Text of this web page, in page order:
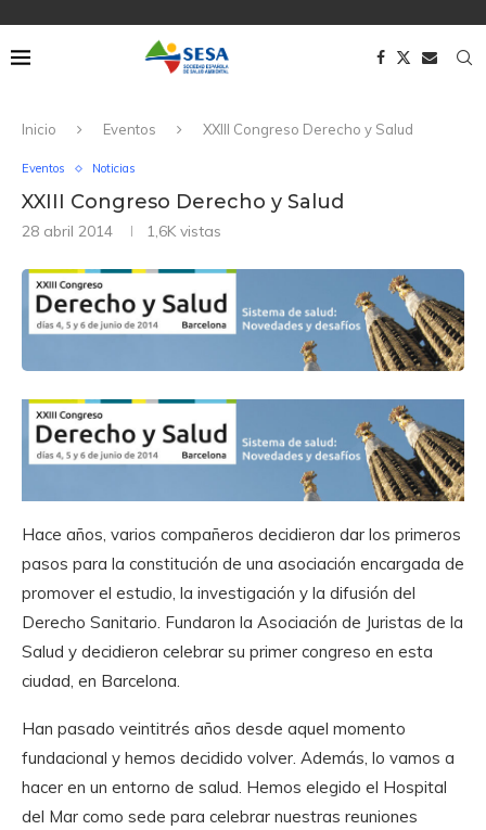
Inicio Eventos XXIII Congreso Derecho y Salud
Eventos Noticias
XXIII Congreso Derecho y Salud
28 abril 2014 1,6K vistas
Hace años, varios compañeros decidieron dar los primeros
pasos para la constitución de una asociación encargada de
promover el estudio, la investigación y la difusión del
Derecho Sanitario. Fundaron la Asociación de Juristas de la
Salud y decidieron celebrar su primer congreso en esta
ciudad, en Barcelona.
Han pasado veintitrés años desde aquel momento
fundacional y hemos decidido volver. Además, lo vamos a
hacer en un entorno de salud. Hemos elegido el Hospital
del Mar como sede para celebrar nuestras reuniones